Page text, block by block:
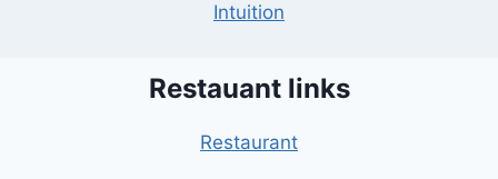
Intuition
Restauant links
Restaurant